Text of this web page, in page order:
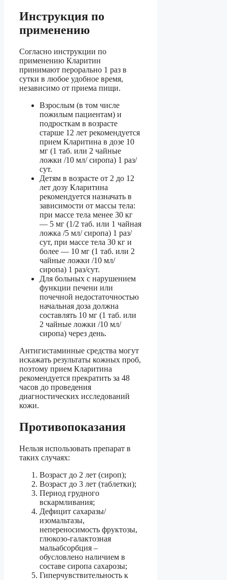
Инструкция по
применению
Согласно инструкции по
применению Кларитин
принимают перорально 1 раз в
сутки в любое удобное время,
независимо от приема пищи.
Взрослым (в том числе
пожилым пациентам) и
подросткам в возрасте
старше 12 лет рекомендуется
прием Кларитина в дозе 10
мг (1 таб. или 2 чайные
ложки /10 мл/ сиропа) 1 раз/
сут.
Детям в возрасте от 2 до 12
лет дозу Кларитина
рекомендуется назначать в
зависимости от массы тела:
при массе тела менее 30 кг
— 5 мг (1/2 таб. или 1 чайная
ложка /5 мл/ сиропа) 1 раз/
сут, при массе тела 30 кг и
более — 10 мг (1 таб. или 2
чайные ложки /10 мл/
сиропа) 1 раз/сут.
Для больных с нарушением
функции печени или
почечной недостаточностью
начальная доза должна
составлять 10 мг (1 таб. или
2 чайные ложки /10 мл/
сиропа) через день.
Антигистаминные средства могут
искажать результаты кожных проб,
поэтому прием Кларитина
рекомендуется прекратить за 48
часов до проведения
диагностических исследований
кожи.
Противопоказания
Нельзя использовать препарат в
таких случаях:
Возраст до 2 лет (сироп);
Возраст до 3 лет (таблетки);
Период грудного
вскармливания;
Дефицит сахаразы/
изомальтазы,
непереносимость фруктозы,
глюкозо-галактозная
мальабсорбция –
обусловлено наличием в
составе сиропа сахарозы;
Гиперчувствительность к